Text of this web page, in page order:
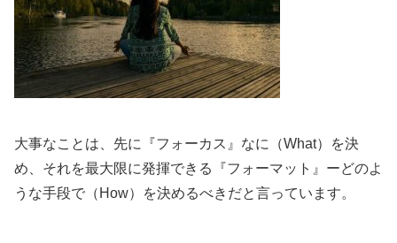
大事なことは、先に『フォーカス』なに（What）を決
め、それを最大限に発揮できる『フォーマット』ーどのよ
うな手段で（How）を決めるべきだと言っています。